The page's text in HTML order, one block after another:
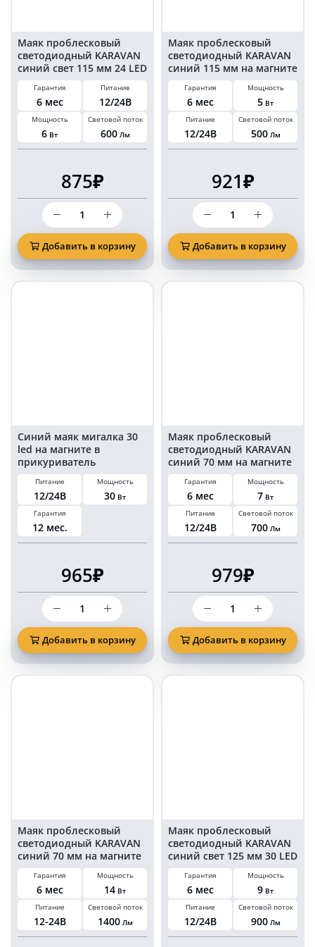
Маяк проблесковый
светодиодный KARAVAN
синий свет 115 мм 24 LED
на магните в
прикуриватель
Гарантия
6 мес
Питание
12/24В
Мощность
6 Вт
Световой поток
600 Лм
875₽
Количество
товара
Маяк
проблесковый
светодиодный
KARAVAN
синий
Добавить в корзину
Маяк проблесковый
светодиодный KARAVAN
синий 115 мм на магните
в прикуриватель
Гарантия
6 мес
Мощность
5 Вт
Питание
12/24В
Световой поток
500 Лм
921₽
Количество
товара
Маяк
проблесковый
светодиодный
KARAVAN
синий
Добавить в корзину
Синий маяк мигалка 30
led на магните в
прикуриватель
KARAVAN-PM2113
Питание
12/24В
Мощность
30 Вт
Гарантия
12 мес.
965₽
Количество
товара
Синий
маяк
мигалка
30
led
Добавить в корзину
Маяк проблесковый
светодиодный KARAVAN
синий 70 мм на магните
в прикуриватель
Гарантия
6 мес
Мощность
7 Вт
Питание
12/24В
Световой поток
700 Лм
979₽
Количество
товара
Маяк
проблесковый
светодиодный
KARAVAN
синий
Добавить в корзину
Маяк проблесковый
светодиодный KARAVAN
синий 70 мм на магните
и болтах в
прикуриватель
Гарантия
6 мес
Мощность
14 Вт
Питание
12-24В
Световой поток
1400 Лм
Маяк проблесковый
светодиодный KARAVAN
синий свет 125 мм 30 LED
на магните в
прикуриватель
Гарантия
6 мес
Мощность
9 Вт
Питание
12/24В
Световой поток
900 Лм